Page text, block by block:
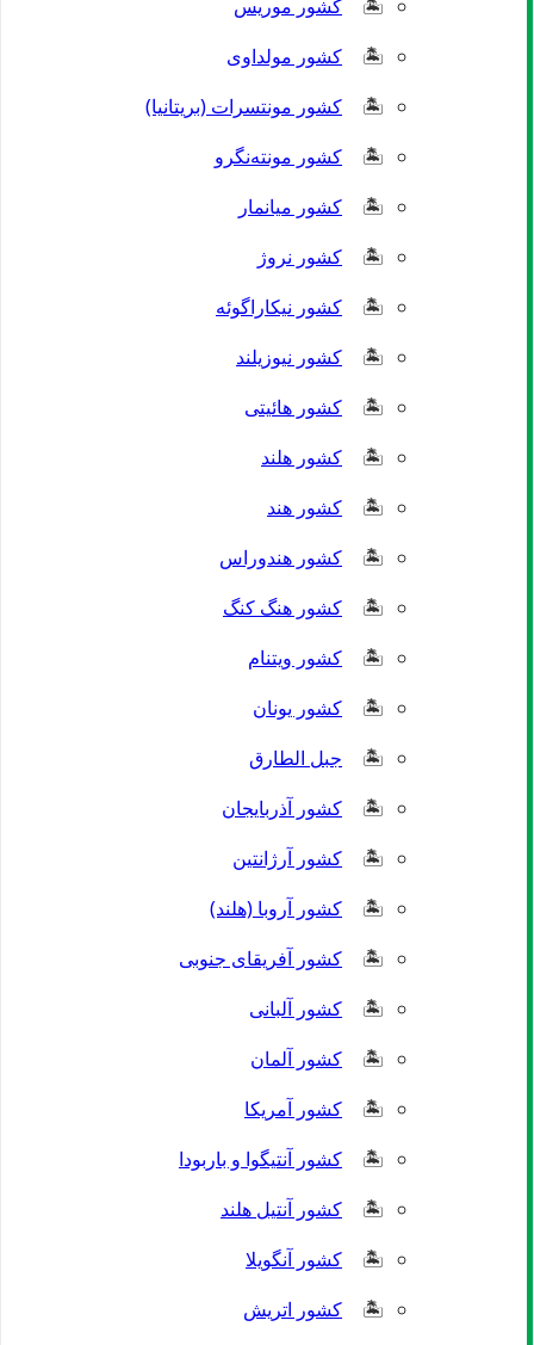
کشور موریس
کشور مولداوی
کشور مونتسرات (بریتانیا)
کشور مونته‌نگرو
کشور میانمار
کشور نروژ
کشور نیکاراگوئه
کشور نیوزیلند
کشور هائیتی
کشور هلند
کشور هند
کشور هندوراس
کشور هنگ کنگ
کشور ویتنام
کشور یونان
جبل الطارق
کشور آذربایجان
کشور آرژانتین
کشور آروبا (هلند)
کشور آفریقای جنوبی
کشور آلبانی
کشور آلمان
کشور آمریکا
کشور آنتیگوا و باربودا
کشور آنتیل هلند
کشور آنگویلا
کشور اتریش